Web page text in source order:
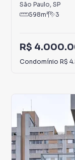
São Paulo, SP
598m² 3
R$
Condomínio R$